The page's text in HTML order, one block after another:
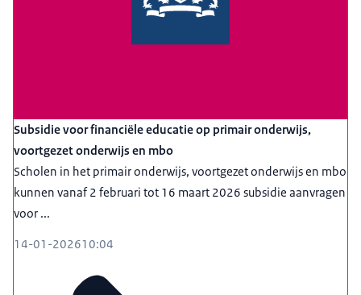
Subsidie voor financiële educatie op primair onderwijs,
voortgezet onderwijs en mbo
Scholen in het primair onderwijs, voortgezet onderwijs en mbo
kunnen vanaf 2 februari tot 16 maart 2026 subsidie aanvragen
voor ...
14-01-202610:04